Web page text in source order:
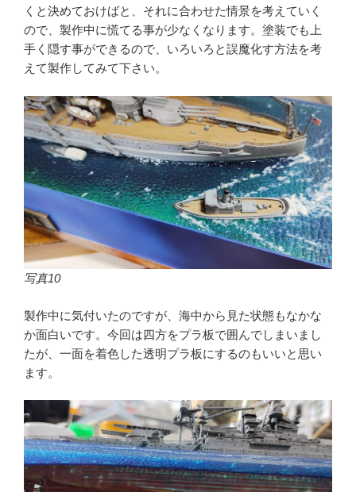
くと決めておけばと、それに合わせた情景を考えていく
ので、製作中に慌てる事が少なくなります。塗装でも上
手く隠す事ができるので、いろいろと誤魔化す方法を考
えて製作してみて下さい。
写真10
製作中に気付いたのですが、海中から見た状態もなかな
か面白いです。今回は四方をプラ板で囲んでしまいまし
たが、一面を着色した透明プラ板にするのもいいと思い
ます。